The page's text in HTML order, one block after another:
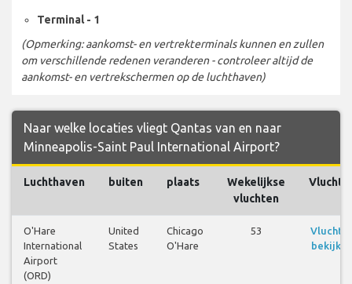
Terminal - 1
(Opmerking: aankomst- en vertrekterminals kunnen en zullen
om verschillende redenen veranderen - controleer altijd de
aankomst- en vertrekschermen op de luchthaven)
Naar welke locaties vliegt Qantas van en naar
Minneapolis-Saint Paul International Airport?
Luchthaven buiten plaats
Wekelijkse
vluchten
O'Hare
International
Airport
(ORD)
United
States
Chicago
O'Hare
53